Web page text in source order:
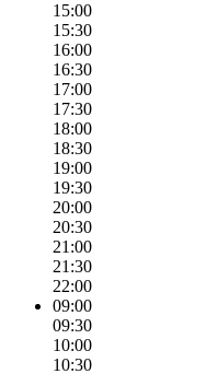
15:00
15:30
16:00
16:30
17:00
17:30
18:00
18:30
19:00
19:30
20:00
20:30
21:00
21:30
22:00
09:00
09:30
10:00
10:30